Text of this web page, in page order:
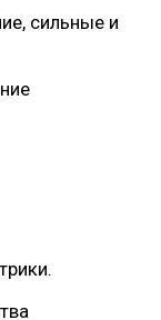
сильные и